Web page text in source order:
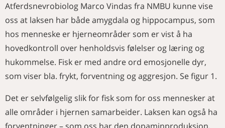
Atferdsnevrobiolog Marco Vindas fra NMBU kunne vise
oss at laksen har både amygdala og hippocampus, som
hos menneske er hjerneområder som er vist å ha
hovedkontroll over henholdsvis følelser og læring og
hukommelse. Fisk er med andre ord emosjonelle dyr,
som viser bla. frykt, forventning og aggresjon. Se figur 1.
Det er selvfølgelig slik for fisk som for oss mennesker at
alle områder i hjernen samarbeider. Laksen kan også ha